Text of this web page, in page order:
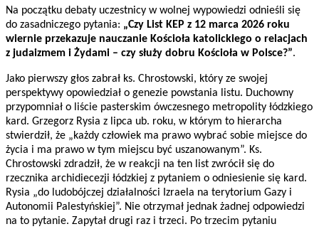
Na początku debaty uczestnicy w wolnej wypowiedzi odnieśli się
do zasadniczego pytania: „Czy List KEP z 12 marca 2026 roku
wiernie przekazuje nauczanie Kościoła katolickiego o relacjach
z judaizmem i Żydami – czy służy dobru Kościoła w Polsce?”.
Jako pierwszy głos zabrał ks. Chrostowski, który ze swojej
perspektywy opowiedział o genezie powstania listu. Duchowny
przypomniał o liście pasterskim ówczesnego metropolity łódzkiego
kard. Grzegorz Rysia z lipca ub. roku, w którym to hierarcha
stwierdził, że „każdy człowiek ma prawo wybrać sobie miejsce do
życia i ma prawo w tym miejscu być uszanowanym”. Ks.
Chrostowski zdradził, że w reakcji na ten list zwrócił się do
rzecznika archidiecezji łódzkiej z pytaniem o odniesienie się kard.
Rysia „do ludobójczej działalności Izraela na terytorium Gazy i
Autonomii Palestyńskiej”. Nie otrzymał jednak żadnej odpowiedzi
na to pytanie. Zapytał drugi raz i trzeci. Po trzecim pytaniu